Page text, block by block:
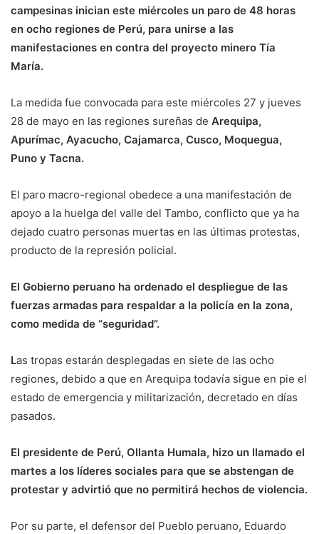
campesinas inician este miércoles un paro de 48 horas
en ocho regiones de Perú, para unirse a las
manifestaciones en contra del proyecto minero Tía
María.
La medida fue convocada para este miércoles 27 y jueves
28 de mayo en las regiones sureñas de Arequipa,
Apurímac, Ayacucho, Cajamarca, Cusco, Moquegua,
Puno y Tacna.
El paro macro-regional obedece a una manifestación de
apoyo a la huelga del valle del Tambo, conflicto que ya ha
dejado cuatro personas muertas en las últimas protestas,
producto de la represión policial.
El Gobierno peruano ha ordenado el despliegue de las
fuerzas armadas para respaldar a la policía en la zona,
como medida de “seguridad”.
Las tropas estarán desplegadas en siete de las ocho
regiones, debido a que en Arequipa todavía sigue en pie el
estado de emergencia y militarización, decretado en días
pasados.
El presidente de Perú, Ollanta Humala, hizo un llamado el
martes a los líderes sociales para que se abstengan de
protestar y advirtió que no permitirá hechos de violencia.
Por su parte, el defensor del Pueblo peruano, Eduardo